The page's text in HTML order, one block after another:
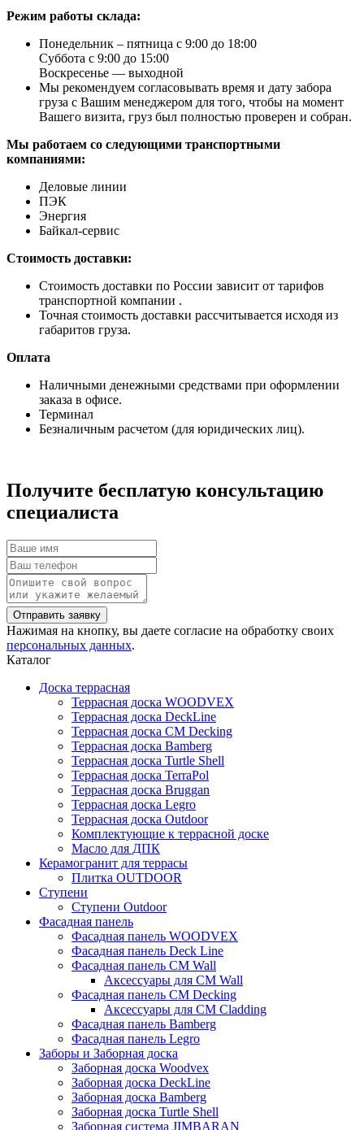
Режим работы склада:
Понедельник – пятница с 9:00 до 18:00
Суббота с 9:00 до 15:00
Воскресенье — выходной
Мы рекомендуем согласовывать время и дату забора
груза с Вашим менеджером для того, чтобы на момент
Вашего визита, груз был полностью проверен и собран.
Мы работаем со следующими транспортными
компаниями:
Деловые линии
ПЭК
Энергия
Байкал-сервис
Стоимость доставки:
Стоимость доставки по России зависит от тарифов
транспортной компании .
Точная стоимость доставки рассчитывается исходя из
габаритов груза.
Оплата
Наличными денежными средствами при оформлении
заказа в офисе.
Терминал
Безналичным расчетом (для юридических лиц).
Получите бесплатую консультацию
специалиста
Нажимая на кнопку, вы даете согласие на обработку своих
персональных данных.
Каталог
Доска террасная
Террасная доска WOODVEX
Террасная доска DeckLine
Террасная доска CM Decking
Террасная доска Bamberg
Террасная доска Turtle Shell
Террасная доска TerraPol
Террасная доска Bruggan
Террасная доска Legro
Террасная доска Outdoor
Комплектующие к террасной доске
Масло для ДПК
Керамогранит для террасы
Плитка OUTDOOR
Ступени
Ступени Outdoor
Фасадная панель
Фасадная панель WOODVEX
Фасадная панель Deck Line
Фасадная панель CM Wall
Аксессуары для CM Wall
Фасадная панель CM Decking
Аксессуары для CM Cladding
Фасадная панель Bamberg
Фасадная панель Legro
Заборы и Заборная доска
Заборная доска Woodvex
Заборная доска DeckLine
Заборная доска Bamberg
Заборная доска Turtle Shell
Заборная система JIMBARAN